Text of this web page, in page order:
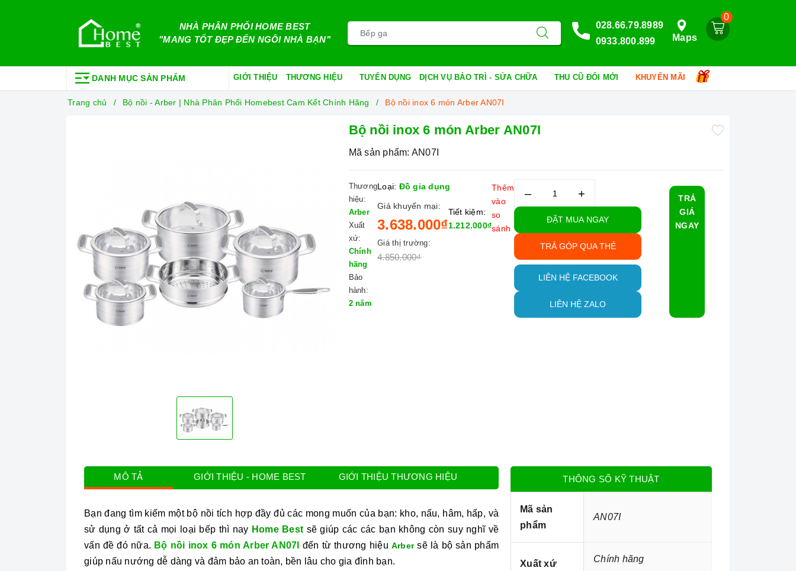
NHÀ PHÂN PHỐI HOME BEST
"MANG TỐT ĐẸP ĐẾN NGÔI NHÀ BẠN"
0
Maps
028.66.79.8989
0933.800.899
DANH MỤC SẢN PHẨM GIỚI THIỆU THƯƠNG HIỆU TUYỂN DỤNG DỊCH VỤ BẢO TRÌ - SỬA CHỮA THU CŨ ĐỔI MỚI KHUYẾN MÃI
Trang chủ Bộ nồi - Arber | Nhà Phân Phối Homebest Cam Kết Chính Hãng Bộ nồi inox 6 món Arber AN07I
Bộ nồi inox 6 món Arber AN07I
Mã sản phẩm: AN07I
Thương
hiệu:
Arber
Xuất
xứ:
Chính
hãng
Bảo
hành:
2 năm
Loại: Đồ gia dụng
Giá khuyến mại:
3.638.000₫
Giá thị trường:
4.850.000₫
Tiết kiệm:
1.212.000₫
Thêm
vào
so
sánh
– +
ĐẶT MUA NGAY
TRẢ GÓP QUA THẺ
LIÊN HỆ FACEBOOK
LIÊN HỆ ZALO
TRẢ
GIÁ
NGAY
MÔ TẢ GIỚI THIỆU - HOME BEST GIỚI THIỆU THƯƠNG HIỆU
Bạn đang tìm kiếm một bộ nồi tích hợp đầy đủ các mong muốn của bạn: kho, nấu, hâm, hấp, và
sử dụng ở tất cả mọi loại bếp thì nay Home Best sẽ giúp các các bạn không còn suy nghĩ về
vấn đề đó nữa. Bộ nồi inox 6 món Arber AN07I đến từ thương hiệu Arber sẽ là bộ sản phẩm
giúp nấu nướng dễ dàng và đảm bảo an toàn, bền lâu cho gia đình bạn.
THÔNG SỐ KỸ THUẬT
Mã sản
phẩm
AN07I
Xuất xứ Chính hãng